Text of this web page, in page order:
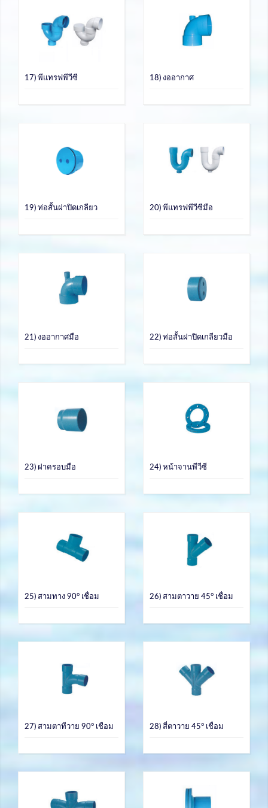
17) พีแทรฟพีวีซี 18) งออากาศ
19) ท่อสั้นฝาปิดเกลียว 20) พีแทรฟพีวีซีมือ
21) งออากาศมือ 22) ท่อสั้นฝาปิดเกลียวมือ
23) ฝาครอบมือ 24) หน้าจานพีวีซี
25) สามทาง 90° เชื่อม 26) สามตาวาย 45° เชื่อม
27) สามตาทีวาย 90° เชือม 28) สี่ตาวาย 45° เชื่อม